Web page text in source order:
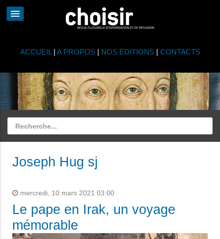
ACCUEIL | A PROPOS| NOS ÉDITIONS| CONTACTS
Joseph Hug sj
mercredi, 10 mars 2021 03:00
Le pape en Irak, un voyage
mémorable